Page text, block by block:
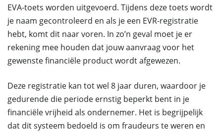
EVA-toets worden uitgevoerd. Tijdens deze toets wordt
je naam gecontroleerd en als je een EVR-registratie
hebt, komt dit naar voren. In zo’n geval moet je er
rekening mee houden dat jouw aanvraag voor het
gewenste financiële product wordt afgewezen.
Deze registratie kan tot wel 8 jaar duren, waardoor je
gedurende die periode ernstig beperkt bent in je
financiële vrijheid als ondernemer. Het is begrijpelijk
dat dit systeem bedoeld is om fraudeurs te weren en